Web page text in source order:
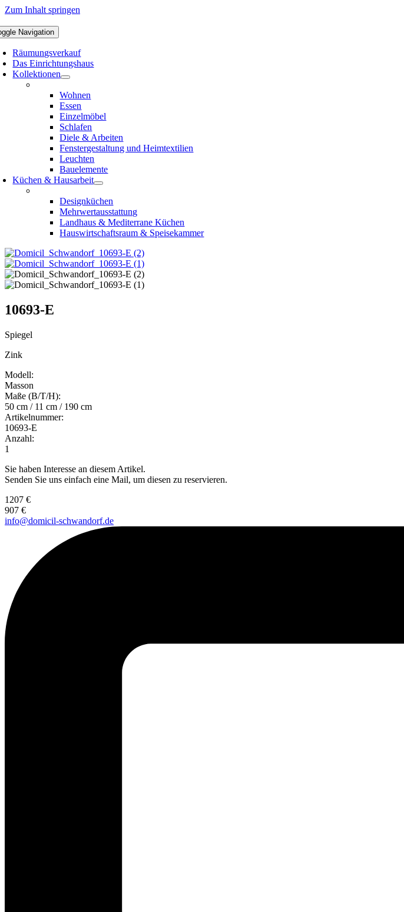
Zum Inhalt springen
Navigation
Räumungsverkauf
Das Einrichtungshaus
Kollektionen
Wohnen
Essen
Einzelmöbel
Schlafen
Diele & Arbeiten
Fenstergestaltung und Heimtextilien
Leuchten
Bauelemente
Küchen & Hausarbeit
Designküchen
Mehrwertausstattung
Landhaus & Mediterrane Küchen
Hauswirtschaftsraum & Speisekammer
10693-E
Spiegel
Zink
Modell:
Masson
Maße (B/T/H):
50 cm / 11 cm / 190 cm
Artikelnummer:
10693-E
Anzahl:
1
Sie haben Interesse an diesem Artikel.
Senden Sie uns einfach eine Mail, um diesen zu reservieren.
1207 €
907 €
info@domicil-schwandorf.de